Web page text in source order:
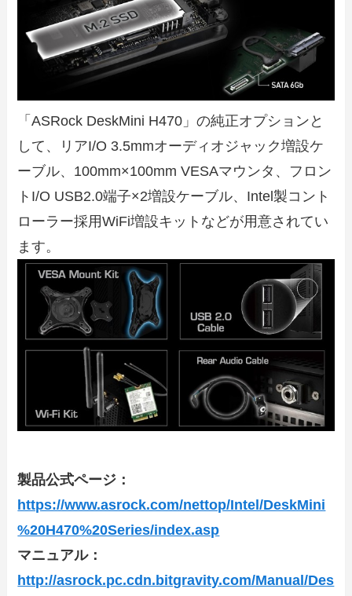
「ASRock DeskMini H470」の純正オプションと
して、リアI/O 3.5mmオーディオジャック増設ケ
ーブル、100mm×100mm VESAマウンタ、フロン
トI/O USB2.0端子×2増設ケーブル、Intel製コント
ローラー採用WiFi増設キットなどが用意されてい
ます。
製品公式ページ：
https://www.asrock.com/nettop/Intel/DeskMini
%20H470%20Series/index.asp
マニュアル：
http://asrock.pc.cdn.bitgravity.com/Manual/Des